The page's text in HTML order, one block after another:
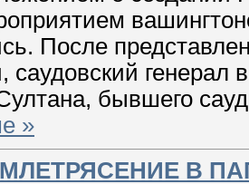
После
генерал
бывшего
»
В